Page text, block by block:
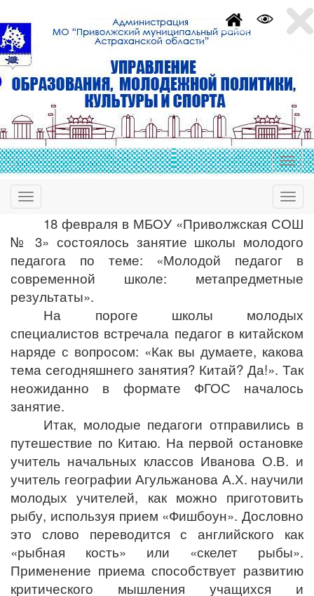
18 февраля в МБОУ «Приволжская СОШ
№ 3» состоялось занятие школы молодого
педагога по теме: «Молодой педагог в
современной школе: метапредметные
результаты».
На пороге школы молодых
специалистов встречала педагог в китайском
наряде с вопросом: «Как вы думаете, какова
тема сегодняшнего занятия? Китай? Да!». Так
неожиданно в формате ФГОС началось
занятие.
Итак, молодые педагоги отправились в
путешествие по Китаю. На первой остановке
учитель начальных классов Иванова О.В. и
учитель географии Агульжанова А.Х. научили
молодых учителей, как можно приготовить
рыбу, используя прием «Фишбоун». Дословно
это слово переводится с английского как
«рыбная кость» или «скелет рыбы».
Применение приема способствует развитию
критического мышления учащихся и